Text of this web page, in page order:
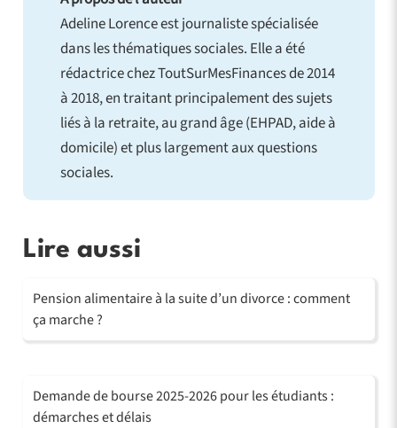
Adeline Lorence est journaliste spécialisée
dans les thématiques sociales. Elle a été
rédactrice chez ToutSurMesFinances de 2014
à 2018, en traitant principalement des sujets
liés à la retraite, au grand âge (EHPAD, aide à
domicile) et plus largement aux questions
sociales.
Lire aussi
Pension alimentaire à la suite d’un divorce : comment
ça marche ?
Demande de bourse 2025-2026 pour les étudiants :
démarches et délais